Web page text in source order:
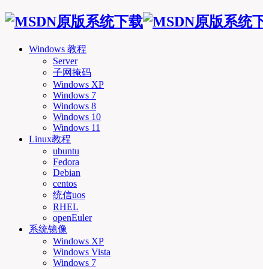
Windows 教程
Server
子网掩码
Windows XP
Windows 7
Windows 8
Windows 10
Windows 11
Linux教程
ubuntu
Fedora
Debian
centos
统信uos
RHEL
openEuler
系统镜像
Windows XP
Windows Vista
Windows 7